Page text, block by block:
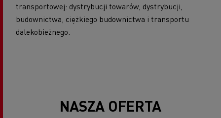
transportowej: dystrybucji towarów, dystrybucji,
budownictwa, ciężkiego budownictwa i transportu
dalekobieżnego.
NASZA OFERTA